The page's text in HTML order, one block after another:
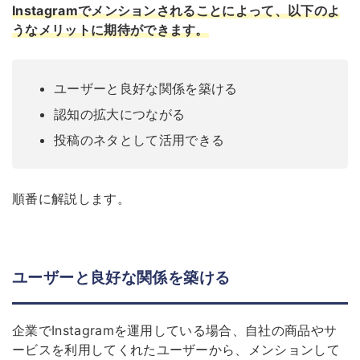
Instagramでメンションされることによって、以下のよ
うなメリットに期待ができます。
ユーザーと良好な関係を築ける
認知の拡大につながる
投稿のネタとして活用できる
順番に解説します。
ユーザーと良好な関係を築ける
企業でInstagramを運用している場合、自社の商品やサ
ービスを利用してくれたユーザーから、メンションして